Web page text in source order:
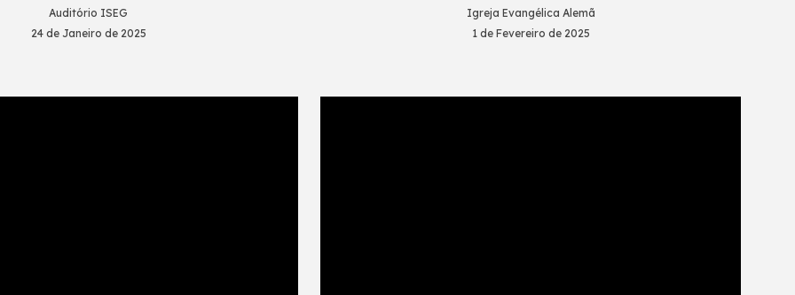
Auditório ISEG
24 de Janeiro de 2025
Igreja Evangélica Alemã
1 de Fevereiro de 2025